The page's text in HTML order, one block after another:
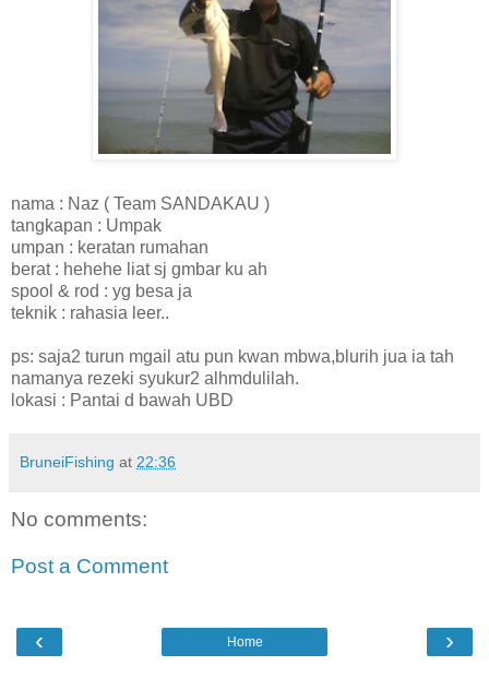
nama : Naz ( Team SANDAKAU )
tangkapan : Umpak
umpan : keratan rumahan
berat : hehehe liat sj gmbar ku ah
spool & rod : yg besa ja
teknik : rahasia leer..
ps: saja2 turun mgail atu pun kwan mbwa,blurih jua ia tah
namanya rezeki syukur2 alhmdulilah.
lokasi : Pantai d bawah UBD
BruneiFishing at 22:36
No comments:
Post a Comment
‹ ›
Home